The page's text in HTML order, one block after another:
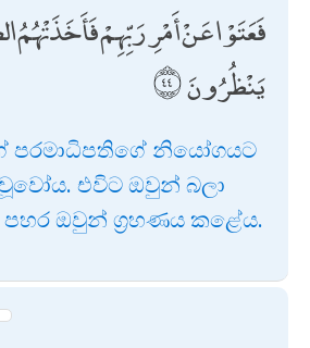
فَعَتَوْا عَنْ أَمْرِ رَبِّهِمْ فَأَخَذَتْهُمُ
يَنْظُرُونَ
පරමාධිපතිගේ නියෝගයට
එවිට ඔවුන් බලා
ඔවුන් ග්‍රහණය කළේය.